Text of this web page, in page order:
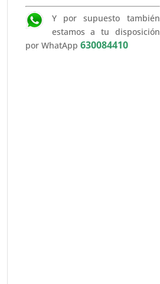
Y por supuesto también
estamos a tu disposición
por WhatApp 630084410